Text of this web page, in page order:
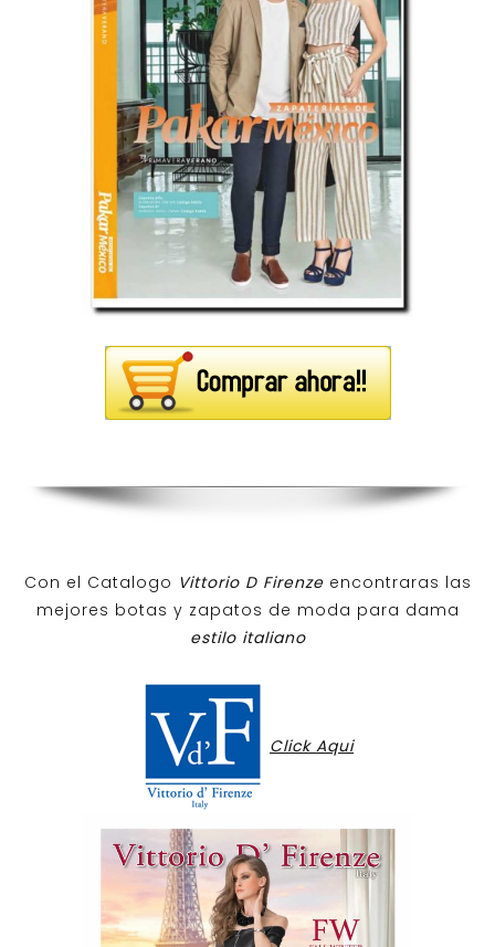
Con el Catalogo Vittorio D Firenzeencontraras las
mejores botas y zapatos de moda para dama
estilo italiano
Click Aqui